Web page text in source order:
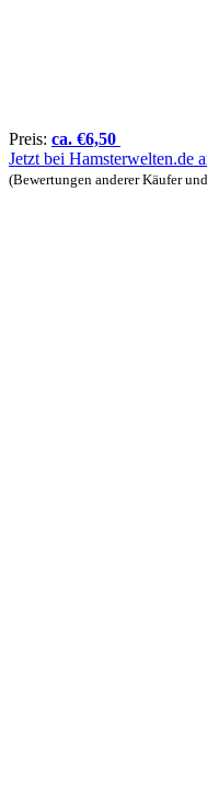
Preis: ca. €6,50
Jetzt bei Hamsterwelten.de
(Bewertungen anderer Käufer